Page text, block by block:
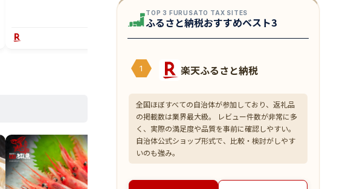
店舗：北陸の街
コスパ お中元 プロトン凍結 店舗：北陸の街
TOP 3 FURUSATO TAX SITES
ふるさと納税おすすめベスト3
1 楽天ふるさと納税
全国ほぼすべての自治体が参加しており、返礼品
の掲載数は業界最大級。 レビュー件数が非常に多
く、実際の満足度や品質を事前に確認しやすい。
自治体公式ショップ形式で、比較・検討がしやす
いのも強み。